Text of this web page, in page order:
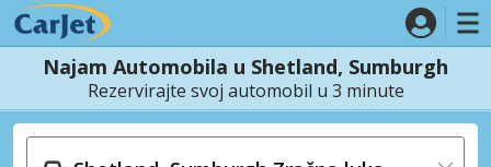
Najam Automobila u Shetland, Sumburgh
Rezervirajte svoj automobil u 3 minute